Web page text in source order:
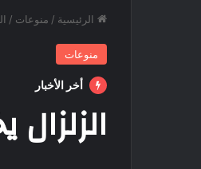
الرئيسية / منوعات /
منوعات
أخر الأخبار